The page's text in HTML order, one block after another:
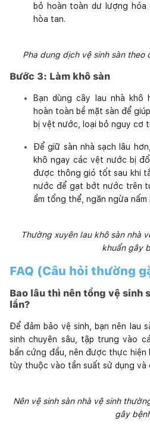
bỏ hoàn toàn dư lượng
hòa tan.
Pha dung dịch vệ sinh sàn theo
Bước 3: Làm khô sàn
Bạn dùng cây lau nhà khô
hoàn toàn bề mặt sàn để
bị vệt nước, loại bỏ nguy cơ
Để giữ sàn nhà sạch lâu
khô ngay các vệt nước bị
được thông gió tốt sau khi
nước để gạt bớt nước trên
ẩm tổng thể, ngăn ngừa nấm
Thường xuyên lau khô sàn nhà
khuẩn gây
FAQ (Câu hỏi thường
Bao lâu thì nên tổng vệ sinh
lần?
Để đảm bảo vệ sinh, bạn nên lau
sinh chuyên sâu, tập trung vào
bẩn cứng đầu, nên được thực hiện
tùy thuộc vào tần suất sử dụng và
Nên vệ sinh sàn nhà vệ sinh
gây